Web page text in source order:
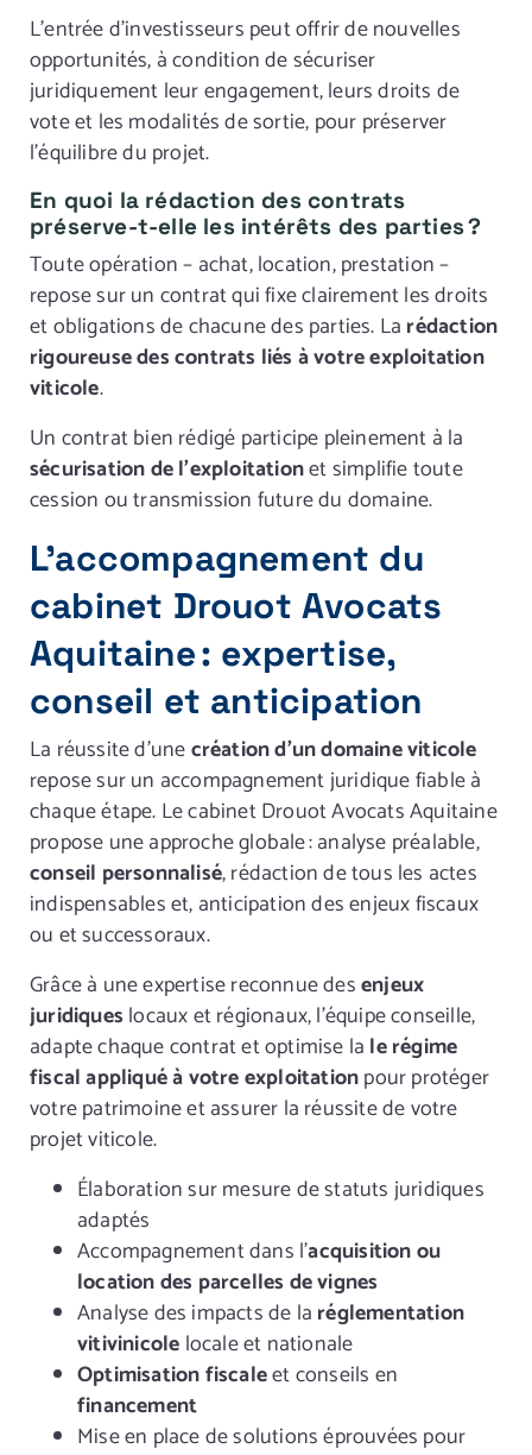
L’entrée d’investisseurs peut offrir de nouvelles
opportunités, à condition de sécuriser
juridiquement leur engagement, leurs droits de
vote et les modalités de sortie, pour préserver
l’équilibre du projet.
En quoi la rédaction des contrats
préserve-t-elle les intérêts des parties ?
Toute opération – achat, location, prestation –
repose sur un contrat qui fixe clairement les droits
et obligations de chacune des parties. La rédaction
rigoureuse des contrats liés à votre exploitation
viticole.
Un contrat bien rédigé participe pleinement à la
sécurisation de l’exploitationet simplifie toute
cession ou transmission future du domaine.
L’accompagnement du
cabinet Drouot Avocats
Aquitaine : expertise,
conseil et anticipation
La réussite d’unecréation d’un domaine viticole
repose sur un accompagnement juridique fiable à
chaque étape. Le cabinet Drouot Avocats Aquitaine
propose une approche globale : analyse préalable,
conseil personnalisé, rédaction de tous les actes
indispensables et, anticipation des enjeux fiscaux
ou et successoraux.
Grâce à une expertise reconnue desenjeux
juridiques locaux et régionaux, l’équipe conseille,
adapte chaque contrat et optimise la le régime
fiscal appliqué à votre exploitationpour protéger
votre patrimoine et assurer la réussite de votre
projet viticole.
Élaboration sur mesure de statuts juridiques
adaptés
Accompagnement dans l’acquisition ou
location des parcelles de vignes
Analyse des impacts de la réglementation
vitivinicole locale et nationale
Optimisation fiscaleet conseils en
financement
Mise en place de solutions éprouvées pour